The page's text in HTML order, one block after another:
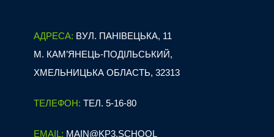
АДРЕСА: ВУЛ. ПАНІВЕЦЬКА, 11
М. КАМ’ЯНЕЦЬ-ПОДІЛЬСЬКИЙ,
ХМЕЛЬНИЦЬКА ОБЛАСТЬ, 32313
ТЕЛЕФОН: ТЕЛ. 5-16-80
EMAIL: MAIN@KP3.SCHOOL